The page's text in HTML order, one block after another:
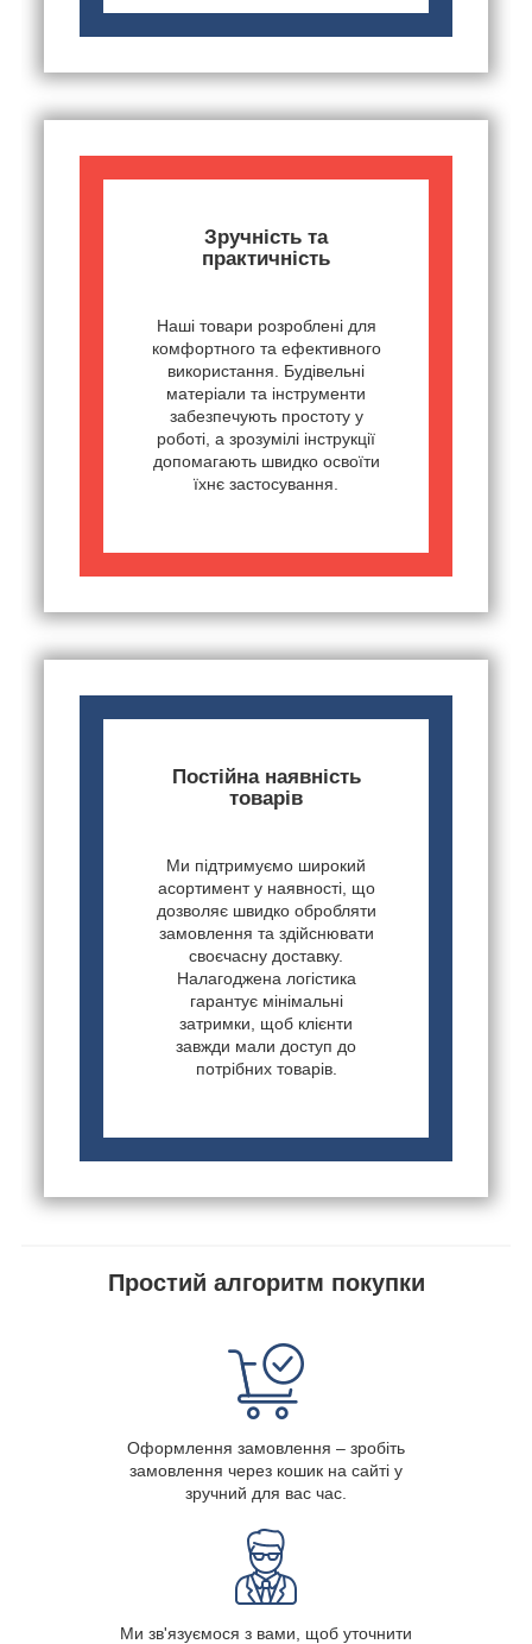
Зручність та
практичність
Наші товари розроблені для
комфортного та ефективного
використання. Будівельні
матеріали та інструменти
забезпечують простоту у
роботі, а зрозумілі інструкції
допомагають швидко освоїти
їхнє застосування.
Постійна наявність
товарів
Ми підтримуємо широкий
асортимент у наявності, що
дозволяє швидко обробляти
замовлення та здійснювати
своєчасну доставку.
Налагоджена логістика
гарантує мінімальні
затримки, щоб клієнти
завжди мали доступ до
потрібних товарів.
Простий алгоритм покупки
Оформлення замовлення – зробіть
замовлення через кошик на сайті у
зручний для вас час.
Ми зв'язуємося з вами, щоб уточнити